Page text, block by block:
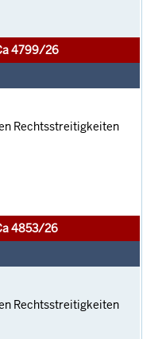
4799/26
Rechtsstreitigkeiten
4853/26
Rechtsstreitigkeiten